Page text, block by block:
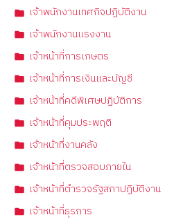
เจ้าพนักงานเทศกิจปฏิบัติงาน
เจ้าพนักงานแรงงาน
เจ้าหน้าที่การเกษตร
เจ้าหน้าที่การเงินและบัญชี
เจ้าหน้าที่คดีพิเศษปฏิบัติการ
เจ้าหน้าที่คุมประพฤติ
เจ้าหน้าที่งานคลัง
เจ้าหน้าที่ตรวจสอบภายใน
เจ้าหน้าที่ตำรวจรัฐสภาปฏิบัติงาน
เจ้าหน้าที่ธุรการ